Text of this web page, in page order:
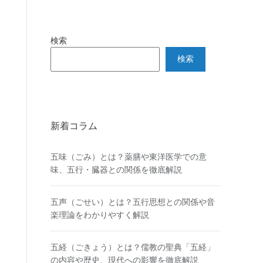
検索
検索
新着コラム
五味（ごみ）とは？薬膳や東洋医学での意
味、五行・臓器との関係を徹底解説
五声（ごせい）とは？五行思想との関係や音
楽理論をわかりやすく解説
五経（ごきょう）とは？儒教の聖典「五経」
の内容や歴史、現代への影響を徹底解説